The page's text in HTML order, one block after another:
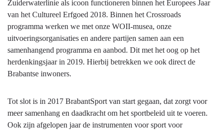
Zuiderwaterlinie als icoon functioneren binnen het Europees Jaar
van het Cultureel Erfgoed 2018. Binnen het Crossroads
programma werken we met onze WOII-musea, onze
uitvoeringsorganisaties en andere partijen samen aan een
samenhangend programma en aanbod. Dit met het oog op het
herdenkingsjaar in 2019. Hierbij betrekken we ook direct de
Brabantse inwoners.
Tot slot is in 2017 BrabantSport van start gegaan, dat zorgt voor
meer samenhang en daadkracht om het sportbeleid uit te voeren.
Ook zijn afgelopen jaar de instrumenten voor sport voor